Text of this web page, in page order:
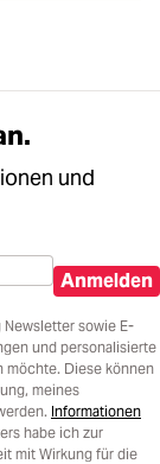
und
Anmelden
sowie E-
und personalisierte
möchte. Diese können
meines
Informationen
habe ich zur
mit Wirkung für die